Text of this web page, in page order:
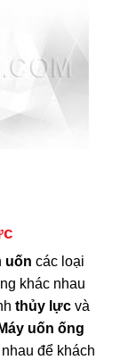
uốn các loại
khác nhau
thủy lực và
Máy uốn ống
để khách